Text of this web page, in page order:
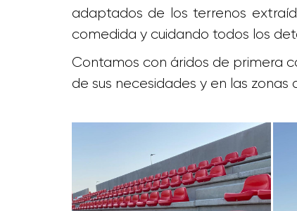
adaptados de los terrenos
comedida y cuidando todos los
Contamos con áridos de primera
de sus necesidades y en las zonas